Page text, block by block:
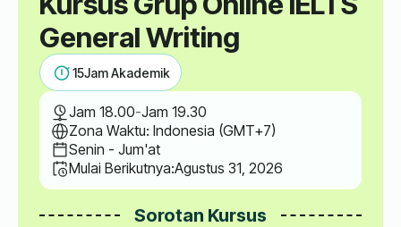
General Writing
15Jam Akademik
Jam 18.00-Jam 19.30
Zona Waktu: Indonesia (GMT+7)
Senin - Jum'at
Mulai Berikutnya:Agustus 31, 2026
Sorotan Kursus